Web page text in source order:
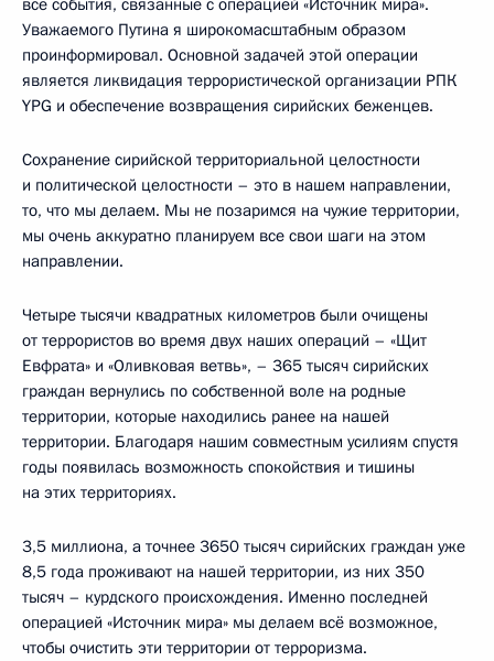
Уважаемого Путина я широкомасштабным образом
проинформировал. Основной задачей этой операции
является ликвидация террористической организации РПК
YPG и обеспечение возвращения сирийских беженцев.
Сохранение сирийской территориальной целостности
и политической целостности – это в нашем направлении,
то, что мы делаем. Мы не позаримся на чужие территории,
мы очень аккуратно планируем все свои шаги на этом
направлении.
Четыре тысячи квадратных километров были очищены
от террористов во время двух наших операций – «Щит
Евфрата» и «Оливковая ветвь», – 365 тысяч сирийских
граждан вернулись по собственной воле на родные
территории, которые находились ранее на нашей
территории. Благодаря нашим совместным усилиям спустя
годы появилась возможность спокойствия и тишины
на этих территориях.
3,5 миллиона, а точнее 3650 тысяч сирийских граждан уже
8,5 года проживают на нашей территории, из них 350
тысяч – курдского происхождения. Именно последней
операцией «Источник мира» мы делаем всё возможное,
чтобы очистить эти территории от терроризма.